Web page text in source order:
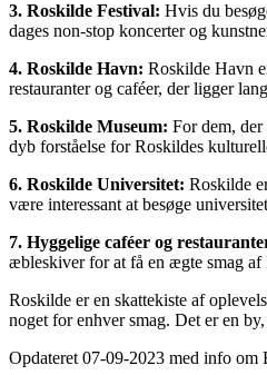
3. Roskilde Festival: Hvis du
dages non-stop koncerter og
4. Roskilde Havn: Roskilde Havn
restauranter og caféer, der ligger
5. Roskilde Museum: For dem,
dyb forståelse for Roskildes
6. Roskilde Universitet: Roskilde
være interessant at besøge
7. Hyggelige caféer og
æbleskiver for at få en ægte smag af
Roskilde er en skattekiste af
noget for enhver smag. Det er en
Opdateret 07-09-2023 med info om